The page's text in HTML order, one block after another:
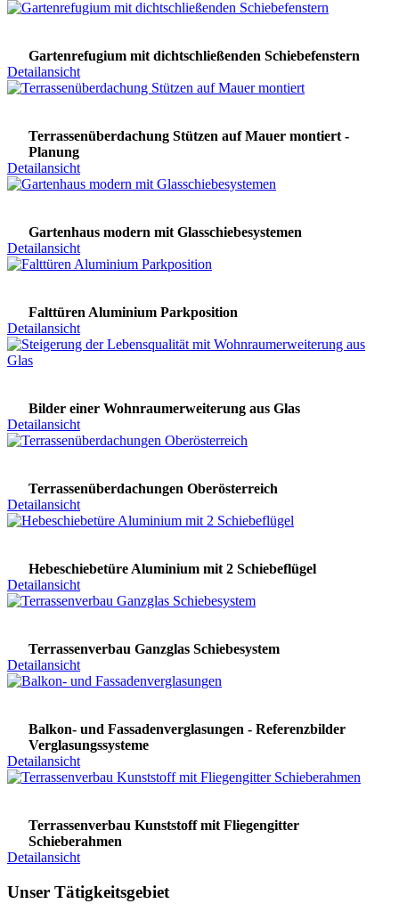
Gartenrefugium mit dichtschließenden Schiebefenstern
Detailansicht
Terrassenüberdachung Stützen auf Mauer montiert -
Planung
Detailansicht
Gartenhaus modern mit Glasschiebesystemen
Detailansicht
Falttüren Aluminium Parkposition
Detailansicht
Bilder einer Wohnraumerweiterung aus Glas
Detailansicht
Terrassenüberdachungen Oberösterreich
Detailansicht
Hebeschiebetüre Aluminium mit 2 Schiebeflügel
Detailansicht
Terrassenverbau Ganzglas Schiebesystem
Detailansicht
Balkon- und Fassadenverglasungen - Referenzbilder
Verglasungssysteme
Detailansicht
Terrassenverbau Kunststoff mit Fliegengitter
Schieberahmen
Detailansicht
Unser Tätigkeitsgebiet